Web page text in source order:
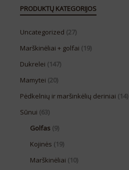
PRODUKTŲ KATEGORIJOS
Uncategorized (27)
Marškinėliai + golfai (19)
Dukrelei (147)
Mamytei (20)
Pėdkelnių ir maršinkėlių deriniai (14)
Sūnui (63)
Golfas (9)
Kojinės (19)
Marškinėliai (10)